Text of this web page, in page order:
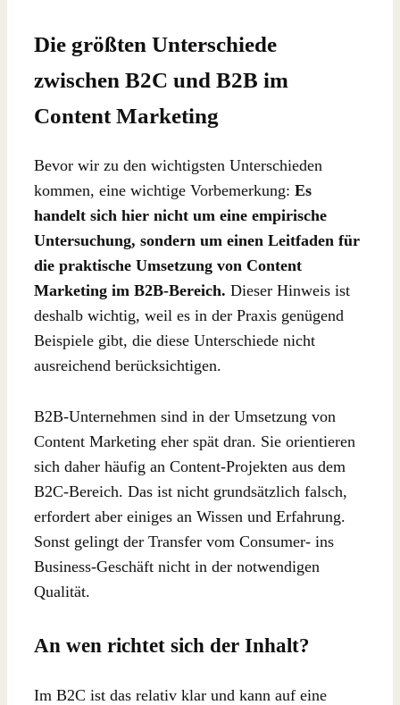
Die größten Unterschiede
zwischen B2C und B2B im
Content Marketing
Bevor wir zu den wichtigsten Unterschieden
kommen, eine wichtige Vorbemerkung: Es
handelt sich hier nicht um eine empirische
Untersuchung, sondern um einen Leitfaden für
die praktische Umsetzung von Content
Marketing im B2B-Bereich. Dieser Hinweis ist
deshalb wichtig, weil es in der Praxis genügend
Beispiele gibt, die diese Unterschiede nicht
ausreichend berücksichtigen.
B2B-Unternehmen sind in der Umsetzung von
Content Marketing eher spät dran. Sie orientieren
sich daher häufig an Content-Projekten aus dem
B2C-Bereich. Das ist nicht grundsätzlich falsch,
erfordert aber einiges an Wissen und Erfahrung.
Sonst gelingt der Transfer vom Consumer- ins
Business-Geschäft nicht in der notwendigen
Qualität.
An wen richtet sich der Inhalt?
Im B2C ist das relativ klar und kann auf eine